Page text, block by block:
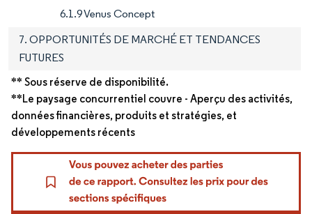
6.1.9 Venus Concept
7. OPPORTUNITÉS DE MARCHÉ ET TENDANCES
FUTURES
** Sous réserve de disponibilité.
**Le paysage concurrentiel couvre - Aperçu des activités,
données financières, produits et stratégies, et
développements récents